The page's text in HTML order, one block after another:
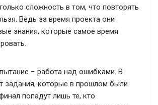
сложность в том, что повторять
Ведь за время проекта они
знания, которые самое время
− работа над ошибками. В
задания, которые в прошлом были
попадут лишь те, кто